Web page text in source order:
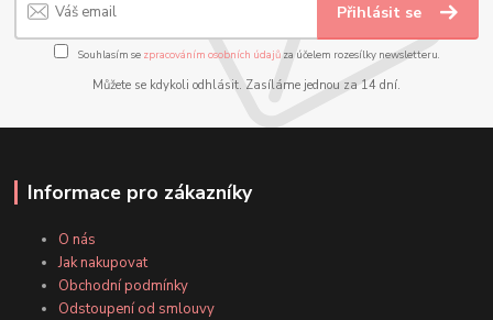
Přihlásit se
Souhlasím se zpracováním osobních údajůza účelem rozesílky newsletteru.
Můžete se kdykoli odhlásit. Zasíláme jednou za 14 dní.
Informace pro zákazníky
O nás
Jak nakupovat
Obchodní podmínky
Odstoupení od smlouvy